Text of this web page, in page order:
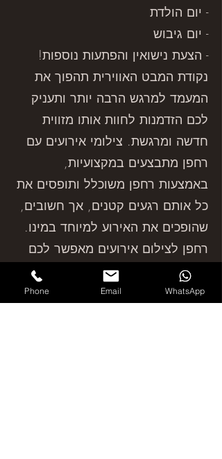
- יום הולדת
- יום גיבוש
- הצעת נישואין והפתעות נוספות!
נקודת המבט האווירית תהפוך את
המעמד למרגש הרבה יותר ותעניק
לכם הזדמנות לחוות אותו מזווית
חדשה ומרגשת. צילומי אירועים עם
רחפן מתבצעים במקצועיות,
באמצעות רחפן משוכלל ותופסים את
כל אותם רגעים קטנים, אך חשובים,
שהופכים את האירוע למיוחד במינו.
רחפן לצילום אירועים מאפשר לכם
להתרפק על הסרטון והתמונות הרבה
אחרי שהאירוע מסתיים וכך תוכלו
Phone Email WhatsApp